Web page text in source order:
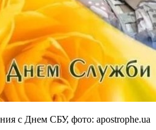
с Днем СБУ, фото: apostrophe.ua